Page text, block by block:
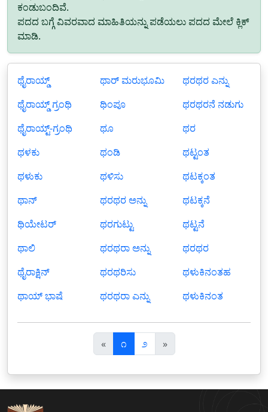
ಕಂಡುಬಂದಿವೆ.
ಪದದ ಬಗ್ಗೆ ವಿವರವಾದ ಮಾಹಿತಿಯನ್ನು ಪಡೆಯಲು ಪದದ ಮೇಲೆ ಕ್ಲಿಕ್
ಮಾಡಿ.
ಥೈರಾಯ್ಡ್
ಥೈರಾಯ್ಡ್ ಗ್ರಂಥಿ
ಥೈರಾಯ್ಟ್-ಗ್ರಂಥಿ
ಥಳಕು
ಥಳುಕು
ಥಾನ್
ಥಿಯೇಟರ್
ಥಾಲಿ
ಥೈರಾಕ್ಷಿನ್
ಥಾಯ್ ಭಾಷೆ
ಥಾರ್ ಮರುಭೂಮಿ
ಥಿಂಪೂ
ಥೂ
ಥಂಡಿ
ಥಳಿಸು
ಥರಥರ ಅನ್ನು
ಥರಗುಟ್ಟು
ಥರಥರಾ ಅನ್ನು
ಥರಥರಿಸು
ಥರಥರಾ ಎನ್ನು
ಥರಥರ ಎನ್ನು
ಥರಥರನೆ ನಡುಗು
ಥರ
ಥಟ್ಟಂತ
ಥಟಕ್ಕಂತ
ಥಟಕ್ಕನೆ
ಥಟ್ಟನೆ
ಥರಥರ
ಥಳುಕಿನಂತಹ
ಥಳುಕಿನಂತ
«पि
छ
ला
೧ ೨ »अ
ग
ला